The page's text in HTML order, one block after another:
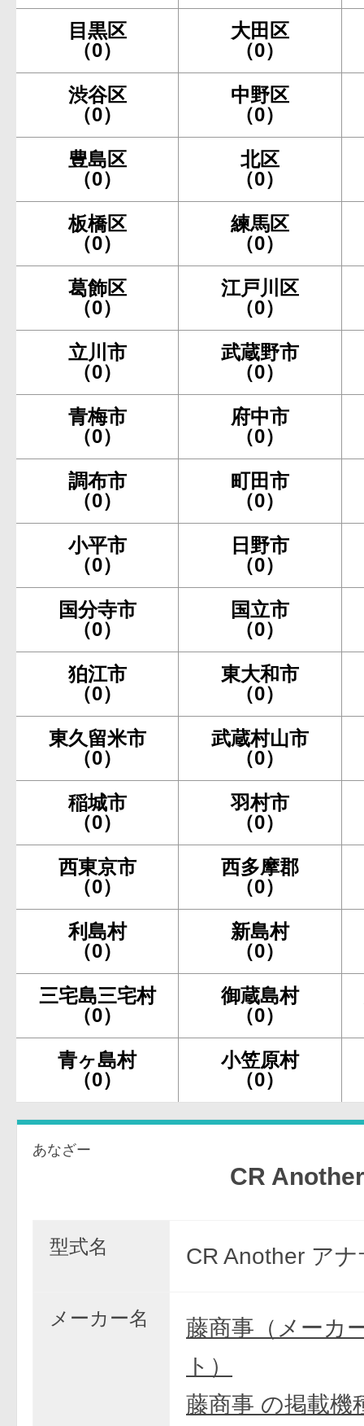
目黒区
（0）
大田区
（0）
渋谷区
（0）
中野区
（0）
豊島区
（0）
北区
（0）
板橋区
（0）
練馬区
（0）
葛飾区
（0）
江戸川区
（0）
立川市
（0）
武蔵野市
（0）
青梅市
（0）
府中市
（0）
調布市
（0）
町田市
（0）
小平市
（0）
日野市
（0）
国分寺市
（0）
国立市
（0）
狛江市
（0）
東大和市
（0）
東久留米市
（0）
武蔵村山市
（0）
稲城市
（0）
羽村市
（0）
西東京市
（0）
西多摩郡
（0）
利島村
（0）
新島村
（0）
三宅島三宅村
（0）
御蔵島村
（0）
青ヶ島村
（0）
小笠原村
（0）
あなざー
CR Another
型式名 CR Another ア
メーカー名
藤商事（メーカ
ト）
藤商事 の掲載機